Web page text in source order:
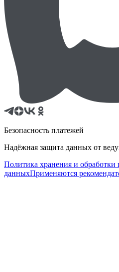
Безопасность платежей
Надёжная защита данных от
Политика хранения и обработки
данныхПрименяются